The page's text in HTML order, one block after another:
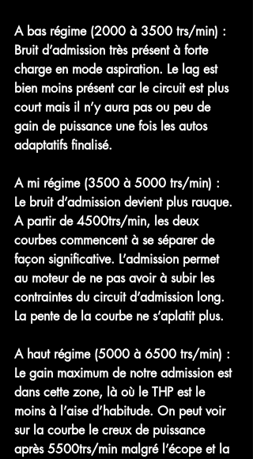
A bas régime (2000 à 3500 trs/min) :
Bruit d’admission très présent à forte
charge en mode aspiration. Le lag est
bien moins présent car le circuit est plus
court mais il n’y aura pas ou peu de
gain de puissance une fois les autos
adaptatifs finalisé.
A mi régime (3500 à 5000 trs/min) :
Le bruit d’admission devient plus rauque.
A partir de 4500trs/min, les deux
courbes commencent à se séparer de
façon significative. L’admission permet
au moteur de ne pas avoir à subir les
contraintes du circuit d’admission long.
La pente de la courbe ne s’aplatit plus.
A haut régime (5000 à 6500 trs/min) :
Le gain maximum de notre admission est
dans cette zone, là où le THP est le
moins à l’aise d’habitude. On peut voir
sur la courbe le creux de puissance
après 5500trs/min malgré l’écope et la